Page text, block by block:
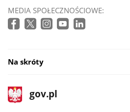
MEDIA SPOŁECZNOŚCIOWE:
Na skróty
stopka
gov.pl
Strona
gov.pl